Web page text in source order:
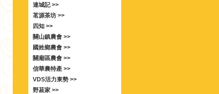
連城記 >>
茗源茶坊 >>
四知 >>
關山鎮農會 >>
國姓鄉農會 >>
關廟區農會 >>
信華農特產 >>
VDS活力東勢 >>
野菽家 >>